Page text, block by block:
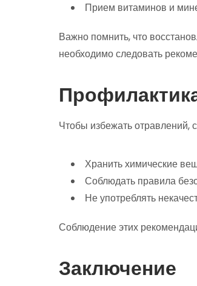
Прием витаминов и
Важно помнить, что
необходимо следовать
Чтобы избежать отравлений,
Хранить химические
Соблюдать правила
Не употреблять
Соблюдение этих
Заключение